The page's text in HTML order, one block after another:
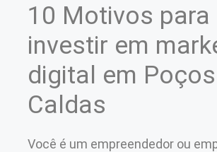
10 Motivos para
investir em
digital em
Caldas
Você é um empreendedor ou